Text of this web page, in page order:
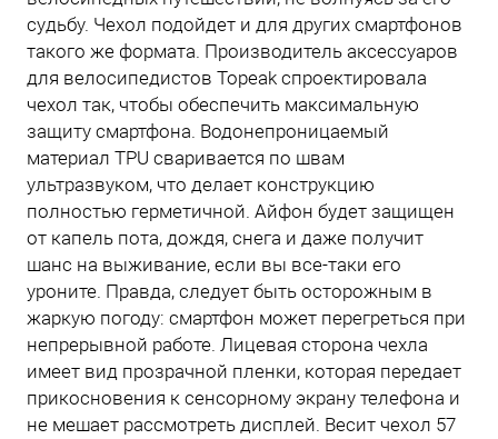
судьбу. Чехол подойдет и для других смартфонов
такого же формата. Производитель аксессуаров
для велосипедистов Topeak спроектировала
чехол так, чтобы обеспечить максимальную
защиту смартфона. Водонепроницаемый
материал TPU сваривается по швам
ультразвуком, что делает конструкцию
полностью герметичной. Айфон будет защищен
от капель пота, дождя, снега и даже получит
шанс на выживание, если вы все-таки его
уроните. Правда, следует быть осторожным в
жаркую погоду: смартфон может перегреться при
непрерывной работе. Лицевая сторона чехла
имеет вид прозрачной пленки, которая передает
прикосновения к сенсорному экрану телефона и
не мешает рассмотреть дисплей. Весит чехол 57